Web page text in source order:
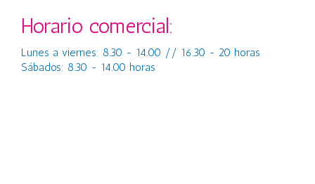
Horario comercial:
Lunes a viernes: 8.30 - 14.00 // 16.30 - 20 horas
Sábados: 8.30 - 14.00 horas